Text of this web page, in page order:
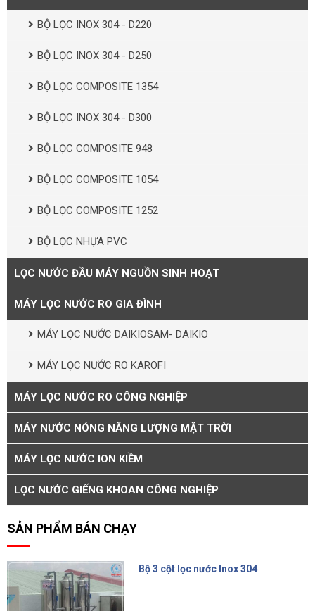
BỘ LỌC INOX 304 - D220
BỘ LỌC INOX 304 - D250
BỘ LỌC COMPOSITE 1354
BỘ LỌC INOX 304 - D300
BỘ LỌC COMPOSITE 948
BỘ LỌC COMPOSITE 1054
BỘ LỌC COMPOSITE 1252
BỘ LỌC NHỰA PVC
LỌC NƯỚC ĐẦU MÁY NGUỒN SINH HOẠT
MÁY LỌC NƯỚC RO GIA ĐÌNH
MÁY LỌC NƯỚC DAIKIOSAM- DAIKIO
MÁY LỌC NƯỚC RO KAROFI
MÁY LỌC NƯỚC RO CÔNG NGHIỆP
MÁY NƯỚC NÓNG NĂNG LƯỢNG MẶT TRỜI
MÁY LỌC NƯỚC ION KIỀM
LỌC NƯỚC GIẾNG KHOAN CÔNG NGHIỆP
SẢN PHẨM BÁN CHẠY
Bộ 3 cột lọc nước Inox 304